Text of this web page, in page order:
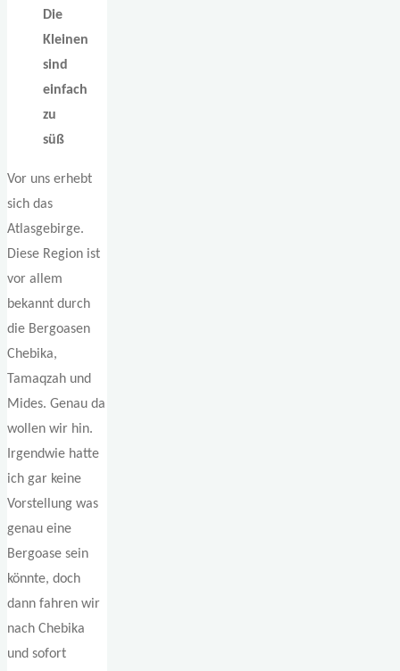
Die
Kleinen
sind
einfach
zu
süß
Vor uns erhebt
sich das
Atlasgebirge.
Diese Region ist
vor allem
bekannt durch
die Bergoasen
Chebika,
Tamaqzah und
Mides. Genau da
wollen wir hin.
Irgendwie hatte
ich gar keine
Vorstellung was
genau eine
Bergoase sein
könnte, doch
dann fahren wir
nach Chebika
und sofort